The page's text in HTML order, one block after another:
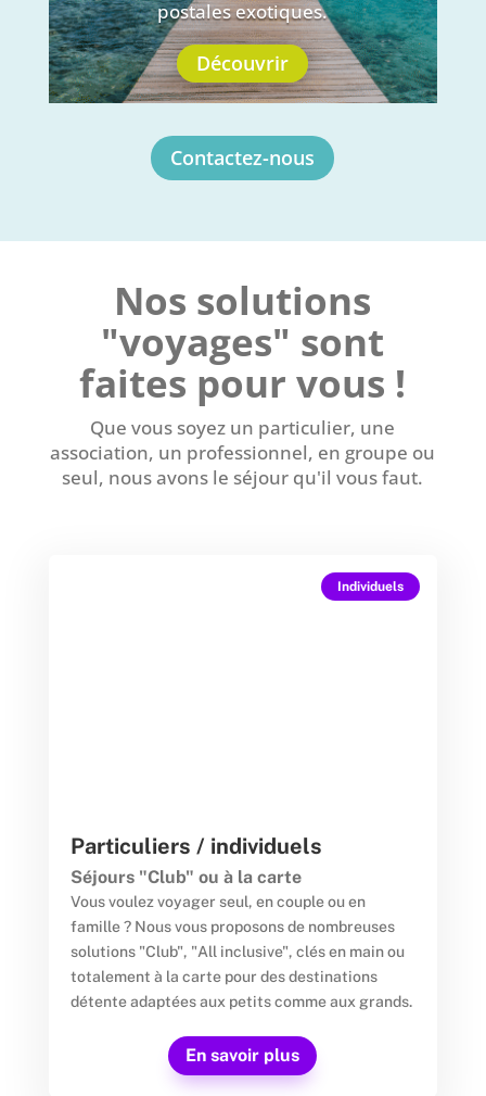
postales exotiques.
Découvrir
Contactez-nous
Nos solutions
"voyages" sont
faites pour vous !
Que vous soyez un particulier, une
association, un professionnel, en groupe ou
seul, nous avons le séjour qu'il vous faut.
Individuels
Particuliers / individuels
Séjours "Club" ou à la carte
Vous voulez voyager seul, en couple ou en
famille ? Nous vous proposons de nombreuses
solutions "Club", "All inclusive", clés en main ou
totalement à la carte pour des destinations
détente adaptées aux petits comme aux grands.
En savoir plus